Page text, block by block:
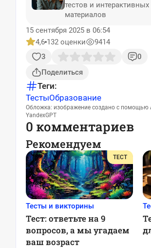
тестов и интерактивных
материалов
15 сентября 2025 в 06:54
4,6 132 оценки
9414
3
0
Поделиться
Теги:
ТестыОбразование
Обложка: изображение создано с помощью
YandexGPT
0 комментариев
Рекомендуем
ТЕСТ
Тесты и викторины
Тест: ответьте на 9
вопросов, а мы угадаем
ваш возраст